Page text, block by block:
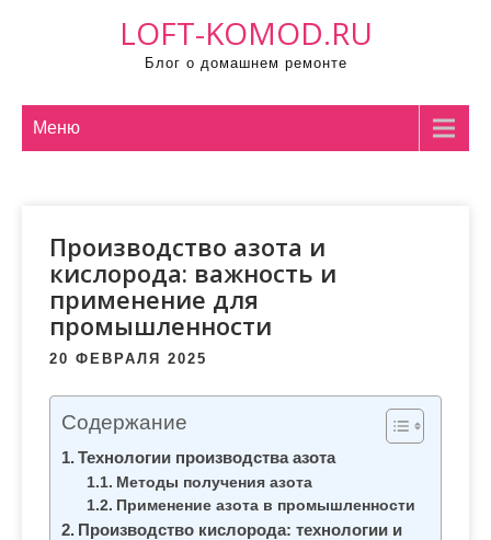
LOFT-KOMOD.RU
Блог о домашнем ремонте
Меню
Производство азота и
кислорода: важность и
применение для
промышленности
20 ФЕВРАЛЯ 2025
Содержание
Технологии производства азота
Методы получения азота
Применение азота в промышленности
Производство кислорода: технологии и